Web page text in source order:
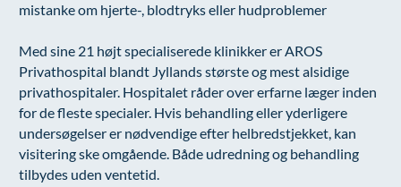
Skræddersyede dropbehandlinger
Før / efter billeder
operationer
Ventetid i det offentlige - Frit sygehusvalg
mistanke om hjerte-, blodtryks eller hudproblemer
Med sine 21 højt specialiserede klinikker er AROS
Privathospital blandt Jyllands største og mest alsidige
privathospitaler. Hospitalet råder over erfarne læger inden
for de fleste specialer. Hvis behandling eller yderligere
undersøgelser er nødvendige efter helbredstjekket, kan
visitering ske omgående. Både udredning og behandling
tilbydes uden ventetid.